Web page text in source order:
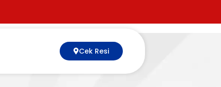
Cek Resi